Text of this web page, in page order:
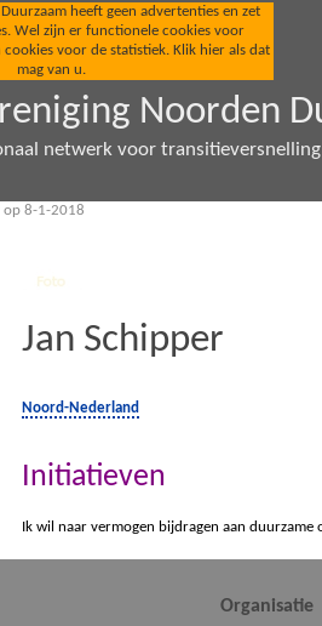
heeft geen advertenties en zet
Wel zijn er functionele cookies voor
voor de statistiek. Klik hier als dat
mag van u.
Noorden
netwerk voor
op 8-1-2018
Jan Schipper
Noord-Nederland
Initiatieven
Ik wil naar vermogen bijdragen aan duurzame
Organisatie